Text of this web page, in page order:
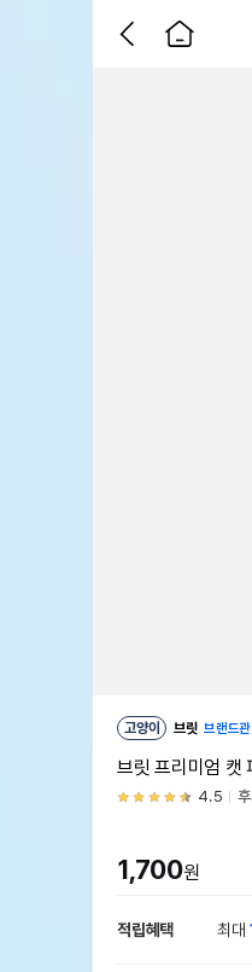
고양이 브릿 브랜드
브릿 프리미엄 캣
4.5
1,700원
적립혜택 최대